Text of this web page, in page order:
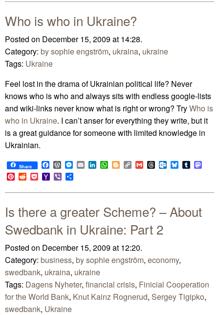
Who is who in Ukraine?
Posted on December 15, 2009 at 14:28.
Category: by sophie engström, ukraina, ukraine
Tags: Ukraine
Feel lost in the drama of Ukrainian political life? Never
knows who is who and always sits with endless google-lists
and wiki-links never know what is right or wrong? TryWho is
who in Ukraine. I can’t anser for everything they write, but it
is a great guidance for someone with limited knowledge in
Ukrainian.
Share Facebook
WordPress
Messenger
EmailLinkedIn
WhatsApp
BloggerCopy
Link
GmailThreadsOutlook.com
BlueskyTumblr
Pinterest
RedditPocketYahoo
Mail
Viber
Is there a greater Scheme? – About
Swedbank in Ukraine: Part 2
Posted on December 15, 2009 at 12:20.
Category: business, by sophie engström, economy,
swedbank, ukraina, ukraine
Tags: Dagens Nyheter, financial crisis, Finicial Cooperation
for the World Bank, Knut Kainz Rognerud, Sergey Tigipko,
swedbank, Ukraine